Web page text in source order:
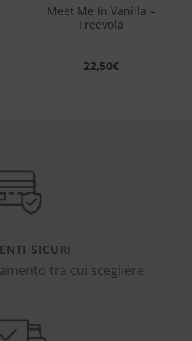
Meet Me In Vanilla –
Freevola
22,50€
SICURI
tra cui scegliere